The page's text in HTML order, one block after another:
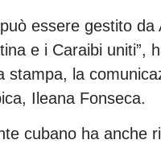
essere gestito
e i Caraibi
stampa, la
Ileana Fonseca.
cubano ha anche